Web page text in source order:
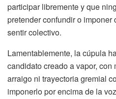
participar libremente y que
pretender confundir o
sentir colectivo.
Lamentablemente, la cúpula
candidato creado a vapor,
arraigo ni trayectoria gremial
imponerlo por encima de la